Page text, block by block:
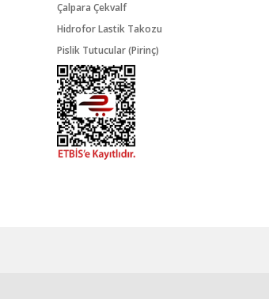
Çalpara Çekvalf
Hidrofor Lastik Takozu
Pislik Tutucular (Pirinç)